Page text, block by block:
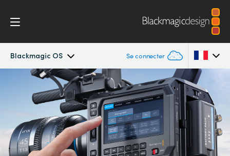
Blackmagic OS Se connecter
Blackmagic PYXIS
Blackmagic OS
Argentina
Australia
Austria
Brazil